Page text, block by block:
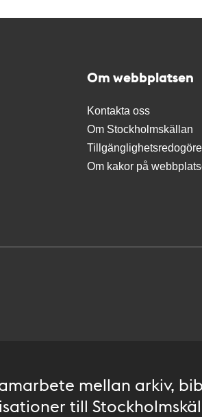
Om webbplatsen
Kontakta oss
Om Stockholmskällan
Om kakor på
mellan arkiv,
till